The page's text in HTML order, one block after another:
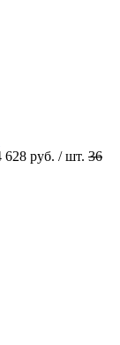
628 руб. / шт. 36